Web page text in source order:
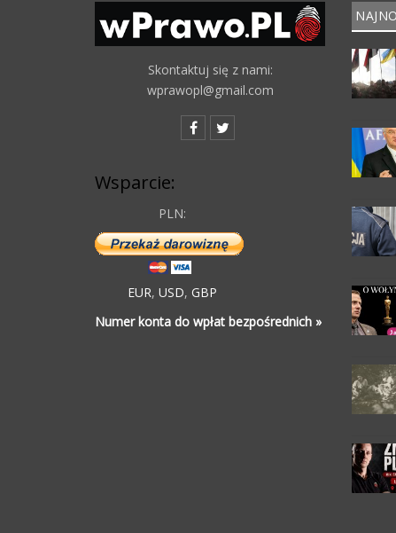
Skontaktuj się z nami:
wprawopl@gmail.com
Wsparcie:
PLN:
EUR, USD, GBP
Numer konta do wpłat bezpośrednich »